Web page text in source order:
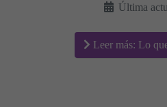
Última
Leer más: Lo